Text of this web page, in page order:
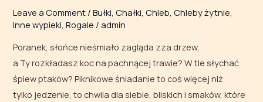
Leave a Comment /Bułki ,Chałki ,Chleb ,Chleby żytnie
Inne wypieki ,Rogale /admin
Poranek, słońce nieśmiało zagląda zza drzew,
a Ty rozkładasz koc na pachnącej trawie? W tle słychać
śpiew ptaków? Piknikowe śniadanie to coś więcej niż
tylko jedzenie, to chwila dla siebie, bliskich i smaków, które